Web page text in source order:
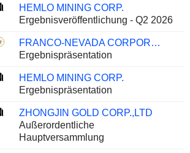
HEMLO MINING CORP.
Ergebnisveröffentlichung - Q2 2026
FRANCO-NEVADA CORPORATION
Ergebnispräsentation
HEMLO MINING CORP.
Ergebnispräsentation
ZHONGJIN GOLD CORP.,LTD
Außerordentliche
Hauptversammlung